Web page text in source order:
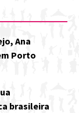
Ana
Porto
brasileira